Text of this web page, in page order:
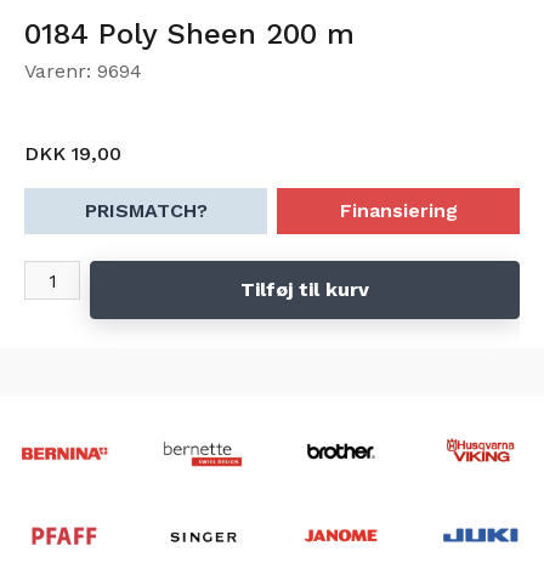
0184 Poly Sheen 200 m
Varenr: 9694
DKK 19,00
PRISMATCH? Finansiering
Tilføj til kurv